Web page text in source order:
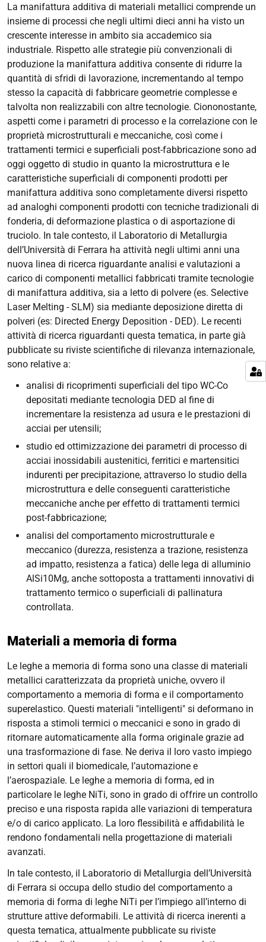
La manifattura additiva di materiali metallici comprende un
insieme di processi che negli ultimi dieci anni ha visto un
crescente interesse in ambito sia accademico sia
industriale. Rispetto alle strategie più convenzionali di
produzione la manifattura additiva consente di ridurre la
quantità di sfridi di lavorazione, incrementando al tempo
stesso la capacità di fabbricare geometrie complesse e
talvolta non realizzabili con altre tecnologie. Ciononostante,
aspetti come i parametri di processo e la correlazione con le
proprietà microstrutturali e meccaniche, così come i
trattamenti termici e superficiali post-fabbricazione sono ad
oggi oggetto di studio in quanto la microstruttura e le
caratteristiche superficiali di componenti prodotti per
manifattura additiva sono completamente diversi rispetto
ad analoghi componenti prodotti con tecniche tradizionali di
fonderia, di deformazione plastica o di asportazione di
truciolo. In tale contesto, il Laboratorio di Metallurgia
dell’Università di Ferrara ha attività negli ultimi anni una
nuova linea di ricerca riguardante analisi e valutazioni a
carico di componenti metallici fabbricati tramite tecnologie
di manifattura additiva, sia a letto di polvere (es. Selective
Laser Melting - SLM) sia mediante deposizione diretta di
polveri (es: Directed Energy Deposition - DED). Le recenti
attività di ricerca riguardanti questa tematica, in parte già
pubblicate su riviste scientifiche di rilevanza internazionale,
sono relative a:
analisi di ricoprimenti superficiali del tipo WC-Co
depositati mediante tecnologia DED al fine di
incrementare la resistenza ad usura e le prestazioni di
acciai per utensili;
studio ed ottimizzazione dei parametri di processo di
acciai inossidabili austenitici, ferritici e martensitici
indurenti per precipitazione, attraverso lo studio della
microstruttura e delle conseguenti caratteristiche
meccaniche anche per effetto di trattamenti termici
post-fabbricazione;
analisi del comportamento microstrutturale e
meccanico (durezza, resistenza a trazione, resistenza
ad impatto, resistenza a fatica) delle lega di alluminio
AlSi10Mg, anche sottoposta a trattamenti innovativi di
trattamento termico o superficiali di pallinatura
controllata.
Materiali a memoria di forma
Le leghe a memoria di forma sono una classe di materiali
metallici caratterizzata da proprietà uniche, ovvero il
comportamento a memoria di forma e il comportamento
superelastico. Questi materiali "intelligenti" si deformano in
risposta a stimoli termici o meccanici e sono in grado di
ritornare automaticamente alla forma originale grazie ad
una trasformazione di fase. Ne deriva il loro vasto impiego
in settori quali il biomedicale, l’automazione e
l’aerospaziale. Le leghe a memoria di forma, ed in
particolare le leghe NiTi, sono in grado di offrire un controllo
preciso e una risposta rapida alle variazioni di temperatura
e/o di carico applicato. La loro flessibilità e affidabilità le
rendono fondamentali nella progettazione di materiali
avanzati.
In tale contesto, il Laboratorio di Metallurgia dell’Università
di Ferrara si occupa dello studio del comportamento a
memoria di forma di leghe NiTi per l’impiego all’interno di
strutture attive deformabili. Le attività di ricerca inerenti a
questa tematica, attualmente pubblicate su riviste